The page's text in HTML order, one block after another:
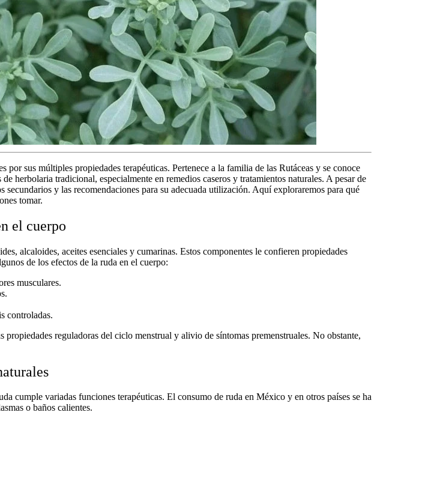
por sus múltiples propiedades terapéuticas. Pertenece a la familia de las Rutáceas y se conoce
herbolaria tradicional, especialmente en remedios caseros y tratamientos naturales. A pesar de
y las recomendaciones para su adecuada utilización. Aquí exploraremos para qué
tomar.
el cuerpo
alcaloides, aceites esenciales y cumarinas. Estos componentes le confieren propiedades
de los efectos de la ruda en el cuerpo:
musculares.
controladas.
propiedades reguladoras del ciclo menstrual y alivio de síntomas premenstruales. No obstante,
cumple variadas funciones terapéuticas. El consumo de ruda en Méxicoy en otros países se ha
o baños calientes.